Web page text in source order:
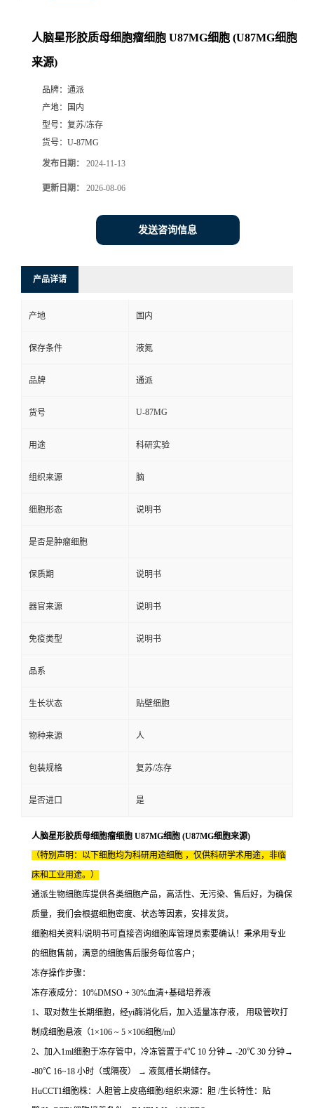
人脑星形胶质母细胞瘤细胞 U87MG细胞 (U87MG细胞
来源)
品牌： 通派
产地：
国内
型号： 复苏/冻存
货号： U-87MG
发布日期： 2024-11-13
更新日期： 2026-08-06
发送咨询信息
产品详请
产地 国内
保存条件 液氮
品牌 通派
货号 U-87MG
用途 科研实验
组织来源 脑
细胞形态 说明书
是否是肿瘤细胞
保质期 说明书
器官来源 说明书
免疫类型 说明书
品系
生长状态 贴壁细胞
物种来源 人
包装规格 复苏/冻存
是否进口 是
人脑星形胶质母细胞瘤细胞 U87MG细胞 (U87MG细胞来源)
（特别声明：以下细胞均为科研用途细胞 ，仅供科研学术用途，非临
床和工业用途。）
通派生物细胞库提供各类细胞产品，高活性、无污染、售后好，为确保
质量，我们会根据细胞密度、状态等因素，安排发货。
细胞相关资料/说明书可直接咨询细胞库管理员索要确认！秉承用专业
的细胞售前，满意的细胞售后服务每位客户；
冻存操作步骤：
冻存液成分：10%DMSO + 30%血清+基础培养液
1、取对数生长期细胞，经yi酶消化后，加入适量冻存液， 用吸管吹打
制成细胞悬液（1×106 ~ 5 ×106细胞/ml）
2、加入1ml细胞于冻存管中，冷冻管置于4℃ 10 分钟→ -20℃ 30 分钟→
-80℃ 16~18 小时（或隔夜） → 液氮槽长期储存。
HuCCT1细胞株：人胆管上皮癌细胞/组织来源：胆 /生长特性：贴